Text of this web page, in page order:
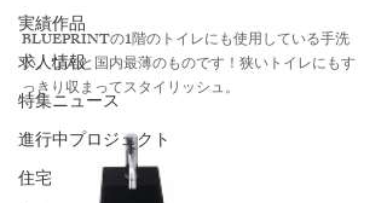
実績作品
求人情報
特集ニュース
進行中プロジェクト
住宅
BLUEPRINTの1階のトイレにも使用している手洗
い。なんと国内最薄のものです！狭いトイレにもす
っきり収まってスタイリッシュ。